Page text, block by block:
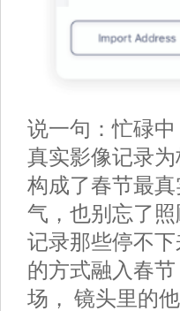
说一句：忙碌
真实影像记录为
构成了春节最
气，也别忘了
记录那些停不
的方式融入春
场， 镜头里的